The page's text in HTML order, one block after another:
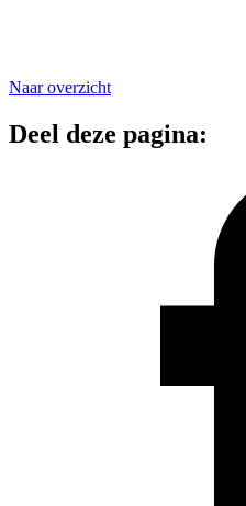
Naar overzicht
Deel deze pagina: